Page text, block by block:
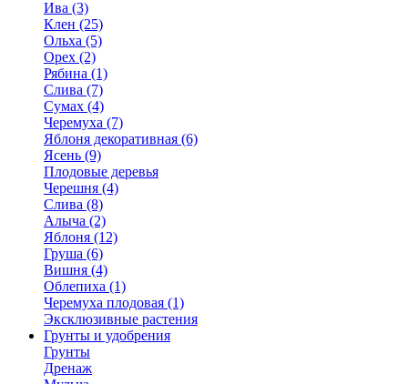
Ива (3)
Клен (25)
Ольха (5)
Орех (2)
Рябина (1)
Слива (7)
Сумах (4)
Черемуха (7)
Яблоня декоративная (6)
Ясень (9)
Плодовые деревья
Черешня (4)
Слива (8)
Алыча (2)
Яблоня (12)
Груша (6)
Вишня (4)
Облепиха (1)
Черемуха плодовая (1)
Эксклюзивные растения
Грунты и удобрения
Грунты
Дренаж